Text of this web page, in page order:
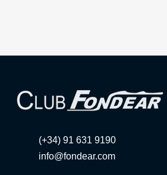
(+34) 91 631 9190
info@fondear.com